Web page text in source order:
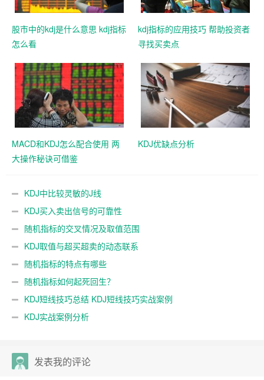
股市中的kdj是什么意思 kdj指标
怎么看
kdj指标的应用技巧 帮助投资者
寻找买卖点
MACD和KDJ怎么配合使用 两
大操作秘诀可借鉴
KDJ优缺点分析
KDJ中比较灵敏的J线
KDJ买入卖出信号的可靠性
随机指标的交叉情况及取值范围
KDJ取值与超买超卖的动态联系
随机指标的特点有哪些
随机指标如何起死回生？
KDJ短线技巧总结 KDJ短线技巧实战案例
KDJ实战案例分析
发表我的评论